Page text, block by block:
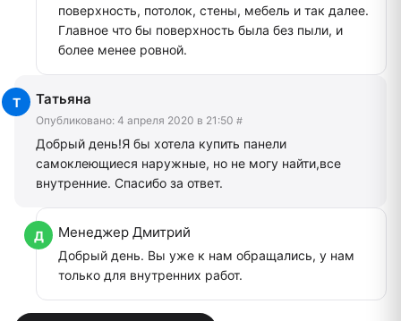
поверхность, потолок, стены, мебель и так далее.
Главное что бы поверхность была без пыли, и
более менее ровной.
Татьяна
Опубликовано: 4 апреля 2020 в 21:50 #
Добрый день!Я бы хотела купить панели
самоклеющиеся наружные, но не могу найти,все
внутренние. Спасибо за ответ.
Менеджер Дмитрий
Добрый день. Вы уже к нам обращались, у нам
только для внутренних работ.